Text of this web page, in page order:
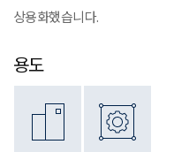
상용화했습니다.
용도